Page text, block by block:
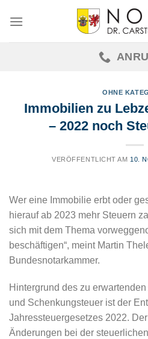
OHNE
Immobilien zu
– 2022 noch
VERÖFFENTLICHT AM 10.
Wer eine Immobilie erbt oder
hierauf ab 2023 mehr Steuern
sich mit dem Thema
beschäftigen“, meint Martin
Bundesnotarkammer.
Hintergrund des zu
und Schenkungsteuer ist der
Jahressteuergesetzes 2022.
Änderungen bei der